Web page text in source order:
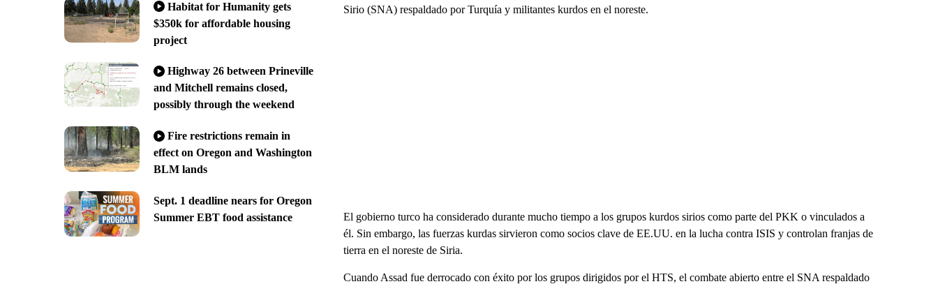
Habitat for Humanity gets
$350k for affordable housing
project
Highway 26 between Prineville
and Mitchell remains closed,
possibly through the weekend
Fire restrictions remain in
effect on Oregon and Washington
BLM lands
Sept. 1 deadline nears for Oregon
Summer EBT food assistance
Sirio (SNA) respaldado por Turquía y militantes kurdos en el noreste.
El gobierno turco ha considerado durante mucho tiempo a los grupos kurdos sirios como parte del PKK o vinculados a
él. Sin embargo, las fuerzas kurdas sirvieron como socios clave de EE.UU. en la lucha contra ISIS y controlan franjas de
tierra en el noreste de Siria.
Cuando Assad fue derrocado con éxito por los grupos dirigidos por el HTS, el combate abierto entre el SNA respaldado